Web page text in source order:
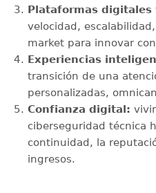
Plataformas digitales
velocidad,
market para innovar
Experiencias
transición de una
personalizadas,
Confianza digital:
ciberseguridad técnica
continuidad, la
ingresos.